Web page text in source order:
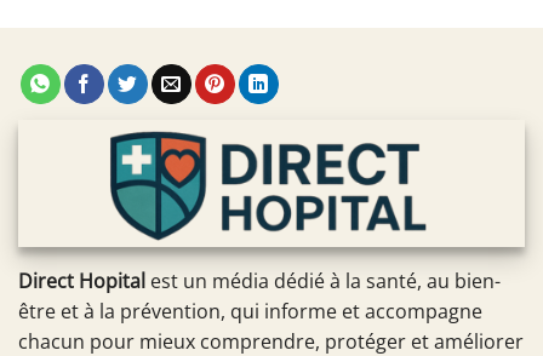
Direct Hopital est un média dédié à la santé, au bien-
être et à la prévention, qui informe et accompagne
chacun pour mieux comprendre, protéger et améliorer